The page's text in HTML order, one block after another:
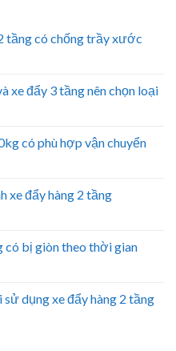
tầng có chống trầy xước
xe đẩy 3 tầng nên chọn loại
có phù hợp vận chuyển
xe đẩy hàng 2 tầng
có bị giòn theo thời gian
dụng xe đẩy hàng 2 tầng